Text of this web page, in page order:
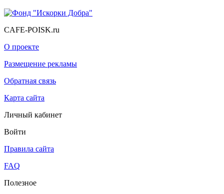
CAFE-POISK.ru
О проекте
Размещение рекламы
Обратная связь
Карта сайта
Личный кабинет
Войти
Правила сайта
FAQ
Полезное